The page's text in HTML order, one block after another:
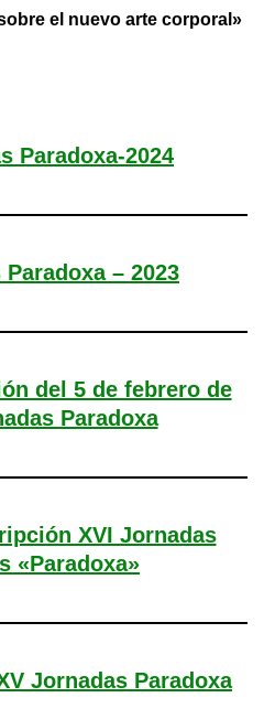
el nuevo arte corporal»
Paradoxa-2024
– 2023
del 5 de febrero de
Paradoxa
XVI Jornadas
«Paradoxa»
Jornadas Paradoxa